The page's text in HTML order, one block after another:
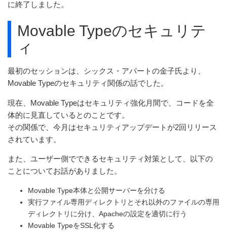
に終了しました。
Movable Typeのセキュリテ
ィ
最初のセッションは、シックス・アパートの金子氏より、
Movable Typeのセキュリティ関係の話でした。
現在、Movable Typeはセキュリティ強化月間で、コードを全
体的に見直しているとのことです。
その関係で、今月はセキュリティアップデートが2回リリース
されています。
また、ユーザー側でできるセキュリティ対策として、以下の
ことについてお話がありました。
Movable Type本体と公開サーバーを分ける
実行ファイル専用ディレクトリとそれ以外のファイルの専用
ディレクトリに分け、Apacheの設定を適切に行う
Movable TypeをSSL化する